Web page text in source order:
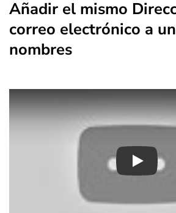
Añadir el mismo
correo electrónico a
nombres
Play